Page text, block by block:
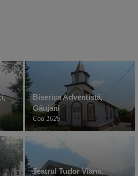
Biserica Adventistă,
Găujani
Cod 1025
Teatrul Tudor Vianu,